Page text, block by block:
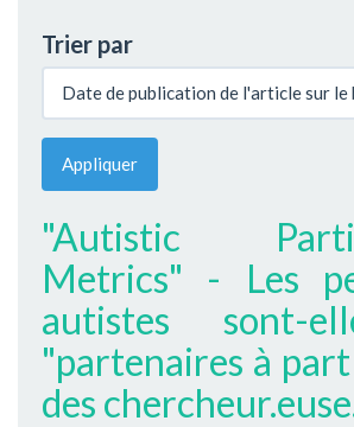
Trier par
Appliquer
"Autistic
Metrics" - Les
autistes sont-
"partenaires à
des